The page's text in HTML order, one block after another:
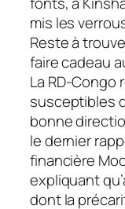
mis les
Reste à
faire cadeau
La RD-Congo
susceptibles
bonne
le dernier
financière
expliquant
dont la